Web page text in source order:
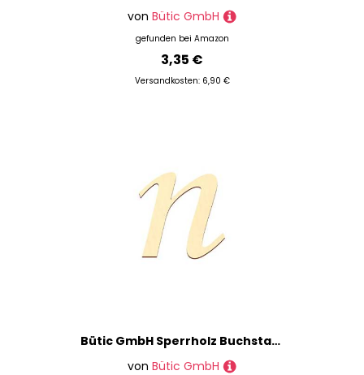
von Bütic GmbH
gefunden bei Amazon
3,35 €
Versandkosten: 6,90 €
Bütic GmbH Sperrholz Buchstaben - MT5-20 - Wunschtext/Schriftzug mit Größenauswahl - Pappel 3mm, Größe:20cm, Buchstaben:kleines n
von Bütic GmbH